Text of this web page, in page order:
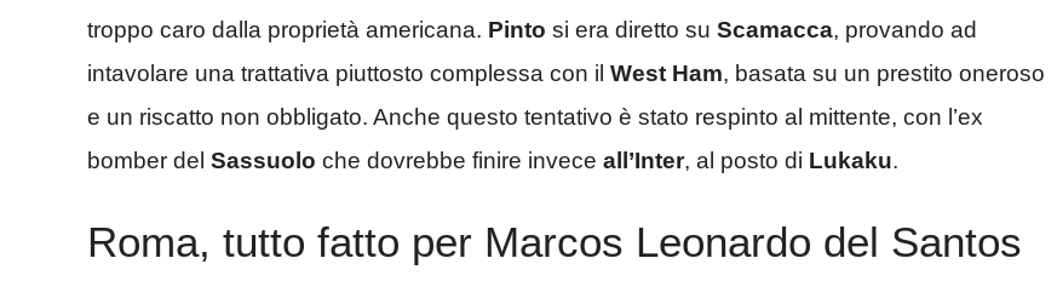
troppo caro dalla proprietà americana. Pinto si era diretto su Scamacca, provando ad
intavolare una trattativa piuttosto complessa con il West Ham, basata su un prestito oneroso
e un riscatto non obbligato. Anche questo tentativo è stato respinto al mittente, con l’ex
bomber del Sassuolo che dovrebbe finire invece all’Inter, al posto di Lukaku.
Roma, tutto fatto per Marcos Leonardo del Santos